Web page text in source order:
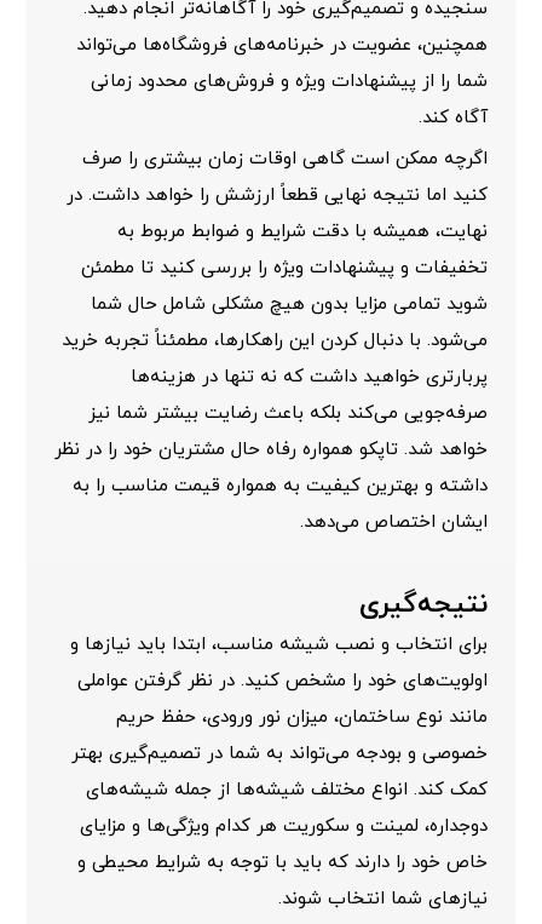
سنجیده و تصمیم‌گیری خود را آگاهانه‌تر انجام دهید.
همچنین، عضویت در خبرنامه‌های فروشگاه‌ها می‌تواند
شما را از پیشنهادات ویژه و فروش‌های محدود زمانی
آگاه کند.
اگرچه ممکن است گاهی اوقات زمان بیشتری را صرف
کنید اما نتیجه نهایی قطعاً ارزشش را خواهد داشت. در
نهایت، همیشه با دقت شرایط و ضوابط مربوط به
تخفیفات و پیشنهادات ویژه را بررسی کنید تا مطمئن
شوید تمامی مزایا بدون هیچ مشکلی شامل حال شما
می‌شود. با دنبال کردن این راهکارها، مطمئناً تجربه خرید
پربارتری خواهید داشت که نه تنها در هزینه‌ها
صرفه‌جویی می‌کند بلکه باعث رضایت بیشتر شما نیز
خواهد شد. تاپکو همواره رفاه حال مشتریان خود را در نظر
داشته و بهترین کیفیت به همواره قیمت مناسب را به
ایشان اختصاص می‌دهد.
نتیجه‌گیری
برای انتخاب و نصب شیشه مناسب، ابتدا باید نیازها و
اولویت‌های خود را مشخص کنید. در نظر گرفتن عواملی
مانند نوع ساختمان، میزان نور ورودی، حفظ حریم
خصوصی و بودجه می‌تواند به شما در تصمیم‌گیری بهتر
کمک کند. انواع مختلف شیشه‌ها از جمله شیشه‌های
دوجداره، لمینت و سکوریت هر کدام ویژگی‌ها و مزایای
خاص خود را دارند که باید با توجه به شرایط محیطی و
نیازهای شما انتخاب شوند.